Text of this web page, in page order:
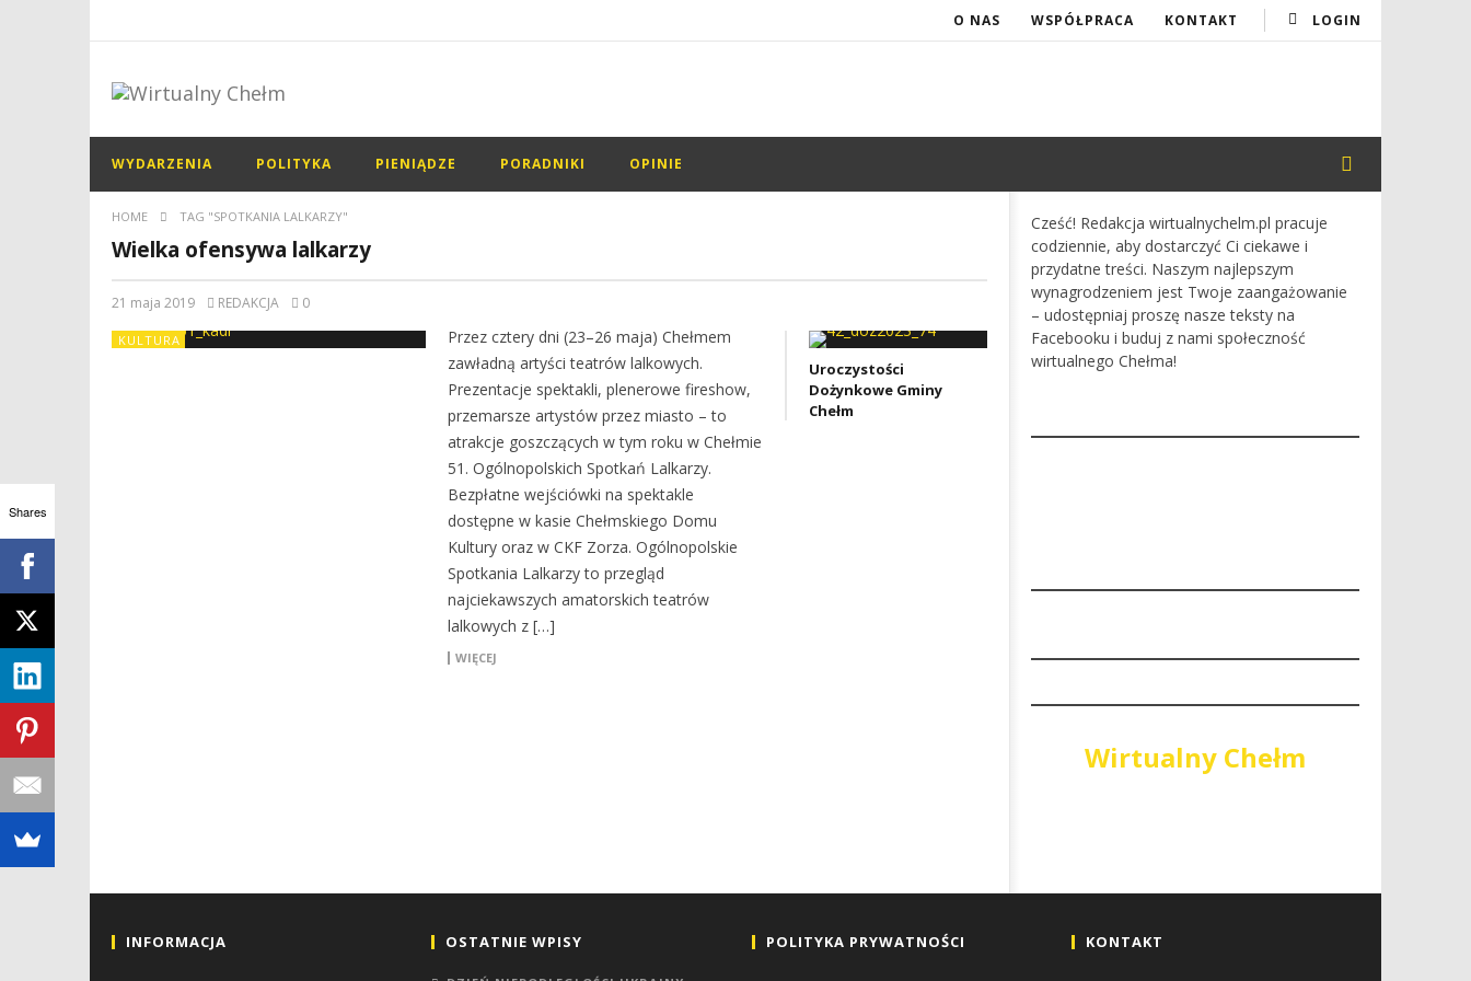
LOGIN
O NAS WSPÓŁPRACA KONTAKT
WYDARZENIA POLITYKA PIENIĄDZE PORADNIKI OPINIE
HOME TAG "SPOTKANIA LALKARZY"
Wielka ofensywa lalkarzy
21 maja 2019 REDAKCJA 0
KULTURA
Przez cztery dni (23–26 maja) Chełmem
zawładną artyści teatrów lalkowych.
Prezentacje spektakli, plenerowe fireshow,
przemarsze artystów przez miasto – to
atrakcje goszczących w tym roku w Chełmie
51. Ogólnopolskich Spotkań Lalkarzy.
Bezpłatne wejściówki na spektakle
dostępne w kasie Chełmskiego Domu
Kultury oraz w CKF Zorza. Ogólnopolskie
Spotkania Lalkarzy to przegląd
najciekawszych amatorskich teatrów
lalkowych z […]
WIĘCEJ
Uroczystości
Dożynkowe Gminy
Chełm
Cześć! Redakcja wirtualnychelm.pl pracuje
codziennie, aby dostarczyć Ci ciekawe i
przydatne treści. Naszym najlepszym
wynagrodzeniem jest Twoje zaangażowanie
– udostępniaj proszę nasze teksty na
Facebooku i buduj z nami społeczność
wirtualnego Chełma!
Wirtualny Chełm
INFORMACJA OSTATNIE WPISY POLITYKA PRYWATNOŚCI KONTAKT
Shares